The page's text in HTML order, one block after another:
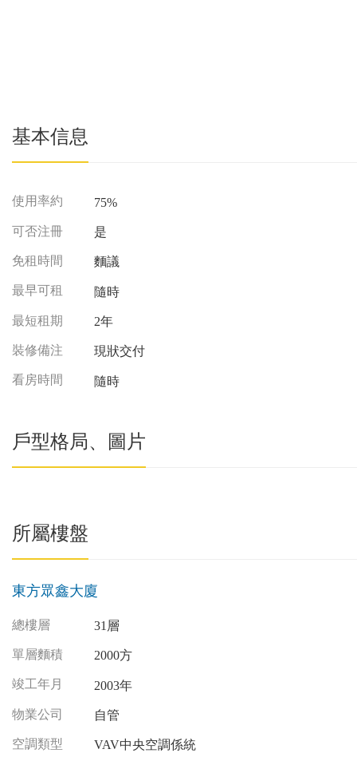
基本信息
使用率約 75%
可否注冊 是
免租時間 麵議
最早可租 隨時
最短租期 2年
裝修備注 現狀交付
看房時間 隨時
戶型格局、圖片
所屬樓盤
東方眾鑫大廈
總樓層 31層
單層麵積 2000方
竣工年月 2003年
物業公司 自管
空調類型 VAV中央空調係統